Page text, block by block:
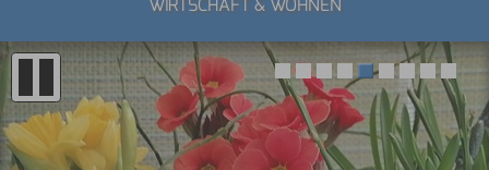
WIRTSCHAFT & WOHNEN